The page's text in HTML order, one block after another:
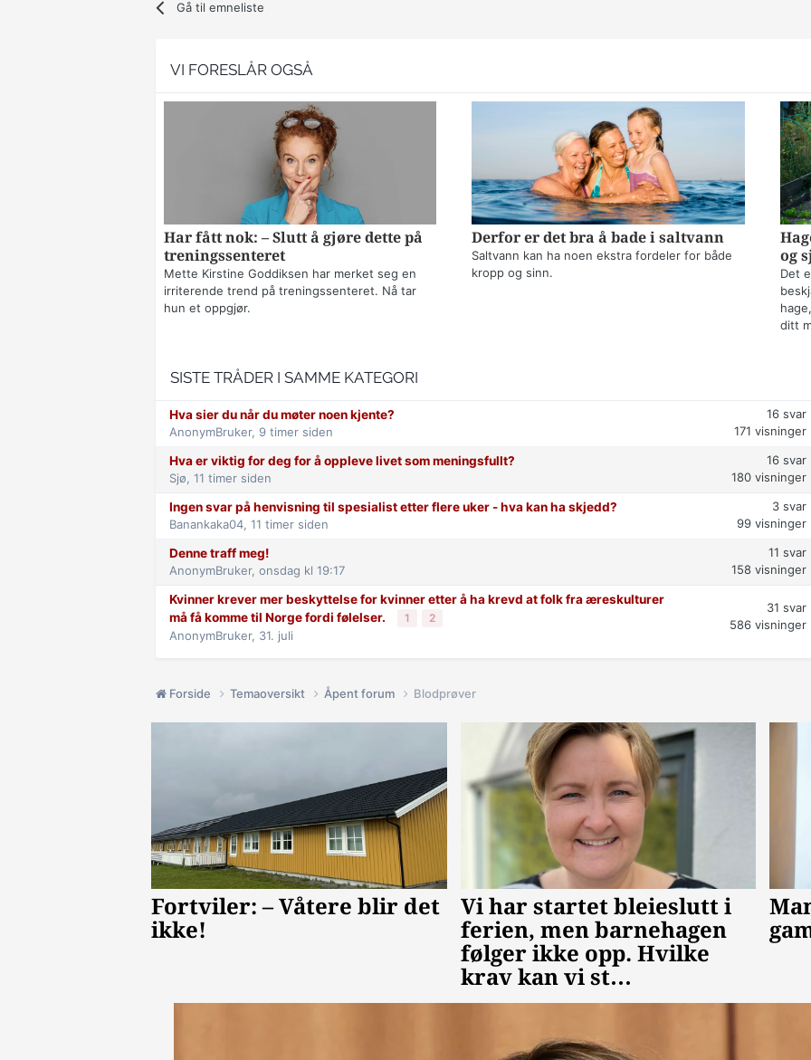
Gå til emneliste
VI FORESLÅR OGSÅ
Har fått nok: – Slutt å gjøre dette på
treningssenteret
Mette Kirstine Goddiksen har merket seg en
irriterende trend på treningssenteret. Nå tar
hun et oppgjør.
Derfor er det bra å bade i saltvann
Saltvann kan ha noen ekstra fordeler for både
kropp og sinn.
og
Det
ditt
SISTE TRÅDER I SAMME KATEGORI
Hva sier du når du møter noen kjente?
AnonymBruker, 9 timer siden
16 svar
171 visninger
Hva er viktig for deg for å oppleve livet som meningsfullt?
Sjø, 11 timer siden
16 svar
180 visninger
Ingen svar på henvisning til spesialist etter flere uker - hva kan ha skjedd?
Banankaka04, 11 timer siden
3 svar
99 visninger
Denne traff meg!
AnonymBruker, onsdag kl 19:17
11 svar
158 visninger
Kvinner krever mer beskyttelse for kvinner etter å ha krevd at folk fra æreskulturer
må få komme til Norge fordi følelser.
1 2
AnonymBruker, 31. juli
31 svar
586 visninger
Forside Temaoversikt Åpent forum Blodprøver